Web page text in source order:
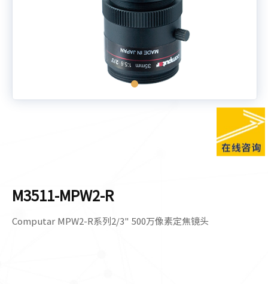
M3511-MPW2-R
Computar MPW2-R系列2/3" 500万像素定焦镜头